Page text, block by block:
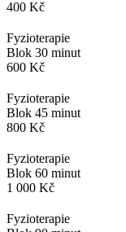
400 Kč
Fyzioterapie
Blok 30 minut
600 Kč
Fyzioterapie
Blok 45 minut
800 Kč
Fyzioterapie
Blok 60 minut
1 000 Kč
Fyzioterapie